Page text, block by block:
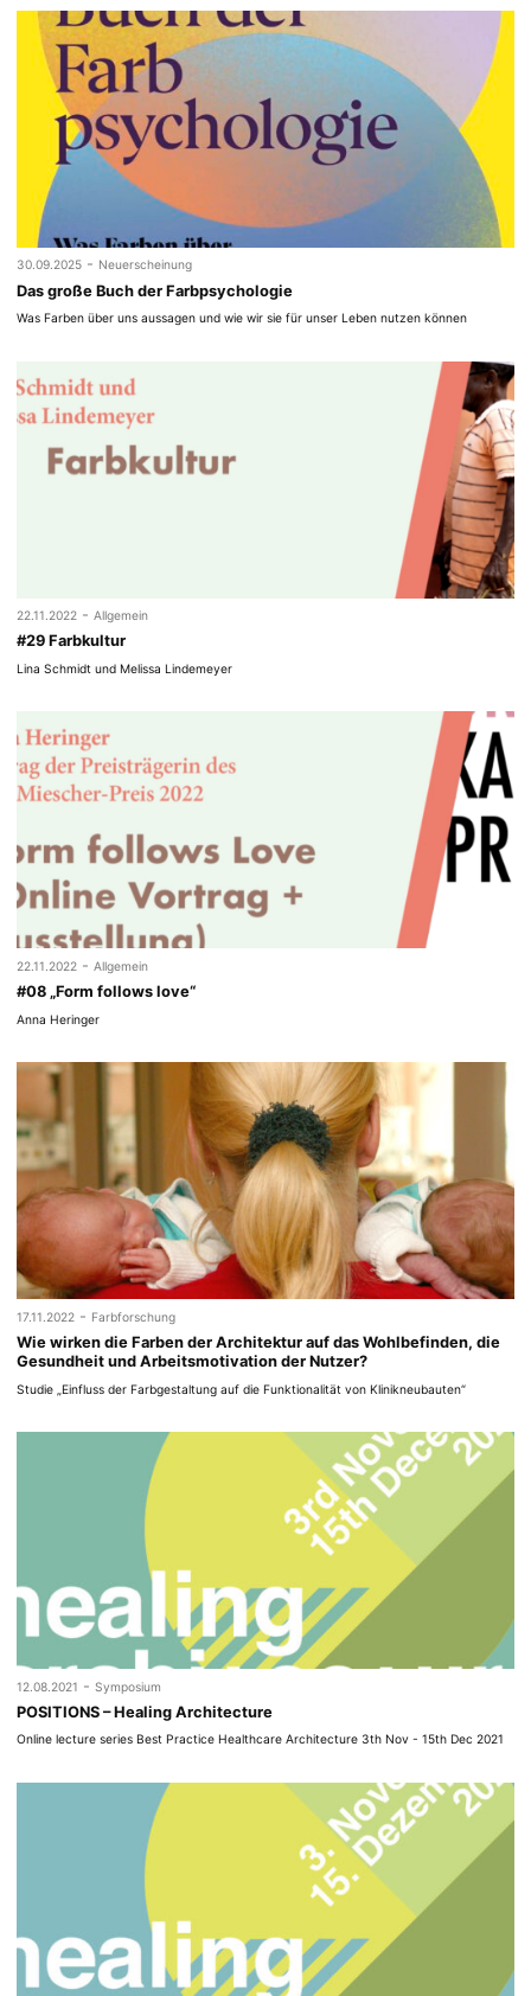
30.09.2025 - Neuerscheinung
Das große Buch der Farbpsychologie
Was Farben über uns aussagen und wie wir sie für unser Leben nutzen können
22.11.2022 - Allgemein
#29 Farbkultur
Lina Schmidt und Melissa Lindemeyer
22.11.2022 - Allgemein
#08 „Form follows love“
Anna Heringer
17.11.2022 - Farbforschung
Wie wirken die Farben der Architektur auf das Wohlbefinden, die
Gesundheit und Arbeitsmotivation der Nutzer?
Studie „Einfluss der Farbgestaltung auf die Funktionalität von Klinikneubauten“
12.08.2021 - Symposium
POSITIONS – Healing Architecture
Online lecture series Best Practice Healthcare Architecture 3th Nov - 15th Dec 2021